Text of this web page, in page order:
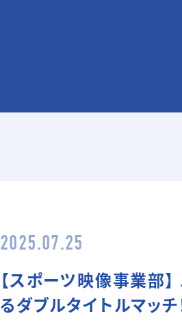
2025.07.25
【スポーツ映像事業部
るダブルタイトルマッチ